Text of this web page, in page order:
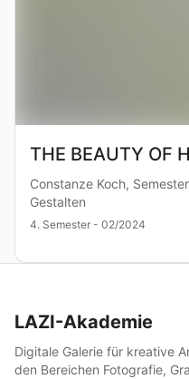
THE BEAUTY OF
Constanze Koch,
Gestalten
4. Semester - 02/2024
LAZI-Akademie
Digitale Galerie für kreative
den Bereichen Fotografie,